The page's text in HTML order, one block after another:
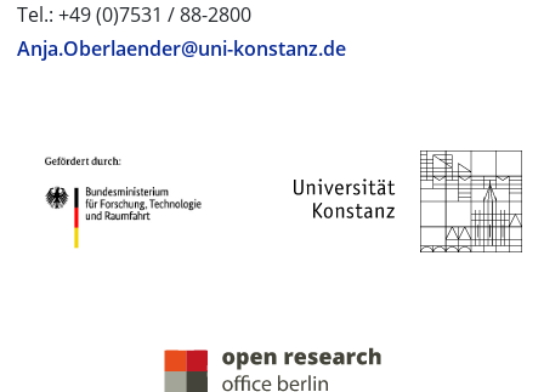
Tel.: +49 (0)7531 / 88-2800
Anja.Oberlaender@uni-konstanz.de